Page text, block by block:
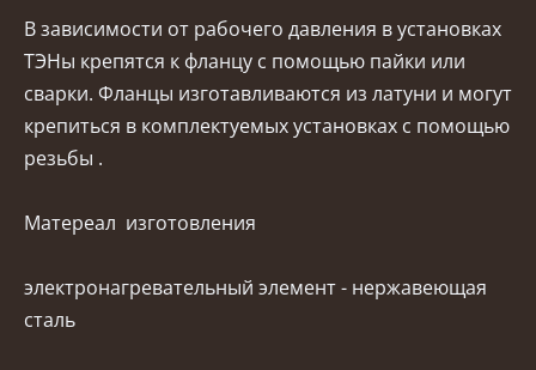
В зависимости от рабочего давления в установках
ТЭНы крепятся к фланцу с помощью пайки или
сварки. Фланцы изготавливаются из латуни и могут
крепиться в комплектуемых установках с помощью
резьбы .
Матереал изготовления
электронагревательный элемент - нержавеющая
сталь